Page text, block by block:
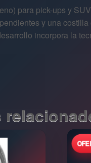
para pick-ups y
y una
incorpora la